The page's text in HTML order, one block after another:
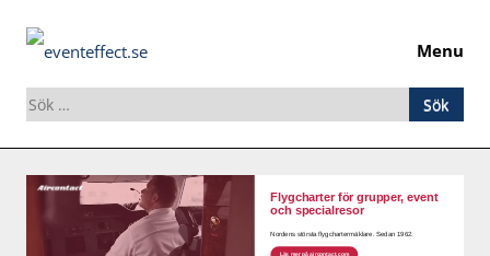
Menu
Sök
efter:
Skip
content